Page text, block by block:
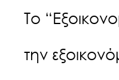
Το
την